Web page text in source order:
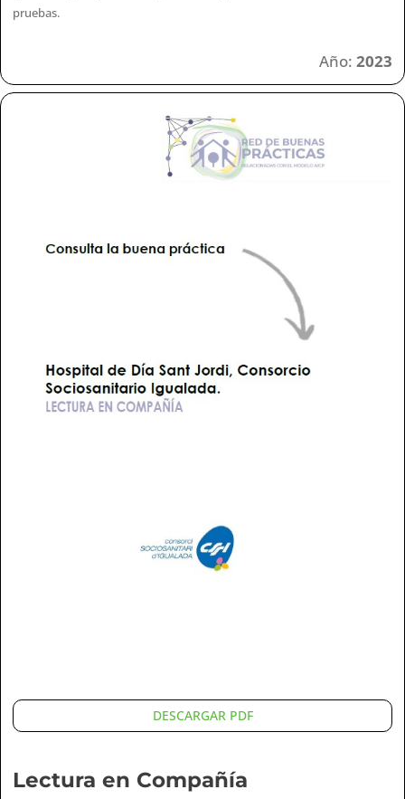
pruebas.
Año: 2023
DESCARGAR PDF
Lectura en Compañía